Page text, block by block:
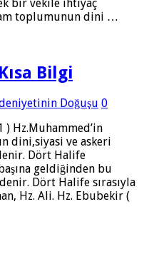
bir vekile ihtiyaç
toplumunun dini …
Bilgi
Doğuşu 0
) Hz.Muhammed’in
dini,siyasi ve askeri
Dört Halife
geldiğinden bu
Dört Halife sırasıyla
Hz. Ali. Hz. Ebubekir (